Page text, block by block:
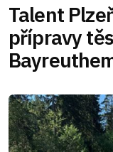
Talent
přípravy